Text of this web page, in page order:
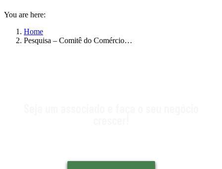
You are here:
Home
Pesquisa – Comitê do Comércio…